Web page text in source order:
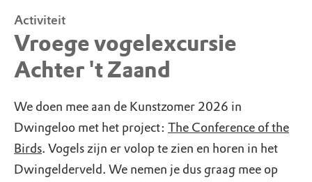
Activiteit
Vroege vogelexcursie
Achter 't Zaand
We doen mee aan de Kunstzomer 2026 in
Dwingeloo met het project: The Conference of the
Birds. Vogels zijn er volop te zien en horen in het
Dwingelderveld. We nemen je dus graag mee op